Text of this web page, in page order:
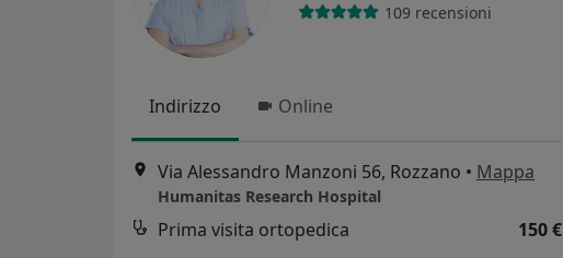
109 recensioni
Indirizzo Online
Via Alessandro Manzoni 56, Rozzano • Mappa
Humanitas Research Hospital
Prima visita ortopedica 150 €